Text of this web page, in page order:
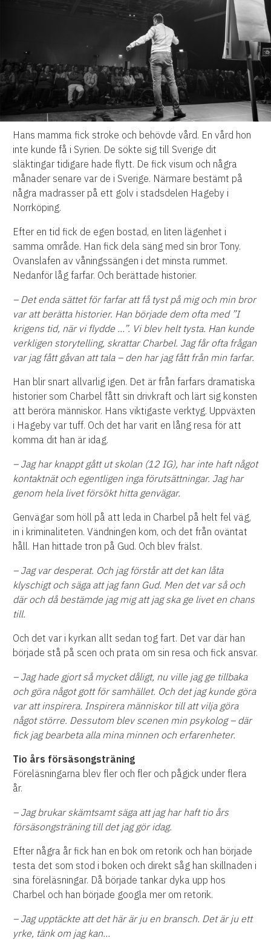
Hans mamma fick stroke och behövde vård. En vård hon
inte kunde få i Syrien. De sökte sig till Sverige dit
släktingar tidigare hade flytt. De fick visum och några
månader senare var de i Sverige. Närmare bestämt på
några madrasser på ett golv i stadsdelen Hageby i
Norrköping.
Efter en tid fick de egen bostad, en liten lägenhet i
samma område. Han fick dela säng med sin bror Tony.
Ovanslafen av våningssängen i det minsta rummet.
Nedanför låg farfar. Och berättade historier.
– Det enda sättet för farfar att få tyst på mig och min bror
var att berätta historier. Han började dem ofta med ”I
krigens tid, när vi flydde …”. Vi blev helt tysta. Han kunde
verkligen storytelling, skrattar Charbel. Jag får ofta frågan
var jag fått gåvan att tala – den har jag fått från min farfar.
Han blir snart allvarlig igen. Det är från farfars dramatiska
historier som Charbel fått sin drivkraft och lärt sig konsten
att beröra människor. Hans viktigaste verktyg. Uppväxten
i Hageby var tuff. Och det har varit en lång resa för att
komma dit han är idag.
– Jag har knappt gått ut skolan (12 IG), har inte haft något
kontaktnät och egentligen inga förutsättningar. Jag har
genom hela livet försökt hitta genvägar.
Genvägar som höll på att leda in Charbel på helt fel väg,
in i kriminaliteten. Vändningen kom, och det från oväntat
håll. Han hittade tron på Gud. Och blev frälst.
– Jag var desperat. Och jag förstår att det kan låta
klyschigt och säga att jag fann Gud. Men det var så och
där och då bestämde jag mig att jag ska ge livet en chans
till.
Och det var i kyrkan allt sedan tog fart. Det var där han
började stå på scen och prata om sin resa och fick ansvar.
– Jag hade gjort så mycket dåligt, nu ville jag ge tillbaka
och göra något gott för samhället. Och det jag kunde göra
var att inspirera. Inspirera människor till att vilja göra
något större. Dessutom blev scenen min psykolog – där
fick jag bearbeta alla mina minnen och erfarenheter.
Tio års försäsongsträning
Föreläsningarna blev fler och fler och pågick under flera
år.
– Jag brukar skämtsamt säga att jag har haft tio års
försäsongsträning till det jag gör idag.
Efter några år fick han en bok om retorik och han började
testa det som stod i boken och direkt såg han skillnaden i
sina föreläsningar. Då började tankar dyka upp hos
Charbel och han började googla mer om retorik.
– Jag upptäckte att det här är ju en bransch. Det är ju ett
yrke, tänk om jag kan…